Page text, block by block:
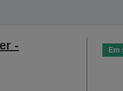
-
Em